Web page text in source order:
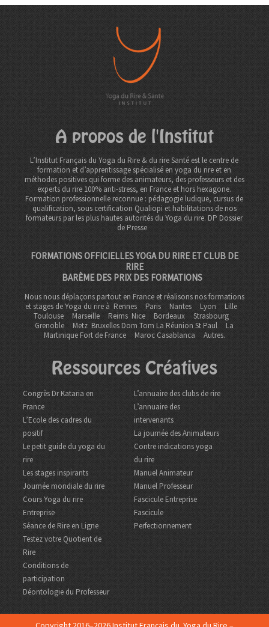
A propos de l'Institut
L’Institut Français du Yoga du Rire & du rire Santé est le centre de
formation et d’apprentissage spécialisé en yoga du rire et en
méthodes positives qui forme des animateurs, des professeurs et des
experts du rire 100% anti-stress, en France et hors hexagone.
Formation professionnelle reconnue : pédagogie ludique, cursus de
qualification, sous certification Qualiopi et habilitations de nos
formateurs par les plus hautes autorités du Yoga du rire. DPDossier
de Presse
FORMATIONS OFFICIELLES YOGA DU RIRE ET CLUB DE
RIRE
BARÈME DES PRIX DES FORMATIONS
Nous nous déplaçons partout en France et réalisons nos formations
et stages de Yoga du rire à Rennes Paris Nantes Lyon
Lille
Toulouse
Marseille Reims Nice Bordeaux
Strasbourg
Grenoble
Metz Bruxelles Dom TomLa Réunion St Paul
La
Martinique Fort de France
Maroc Casablanca Autres.
Ressources Créatives
Congrès Dr Kataria en
France
L’Ecole des cadres du
positif
Le petit guide du yoga du
rire
Les stages inspirants
Journée mondiale du rire
Cours Yoga du rire
Entreprise
Séance de Rire en Ligne
Testez votre Quotient de
Rire
Conditions de
participation
Déontologie du Professeur
L’annuaire des clubs de rire
L’annuaire des
intervenants
La journée des Animateurs
Contre indications yoga
du rire
Manuel Animateur
Manuel Professeur
Fascicule Entreprise
Fascicule
Perfectionnement